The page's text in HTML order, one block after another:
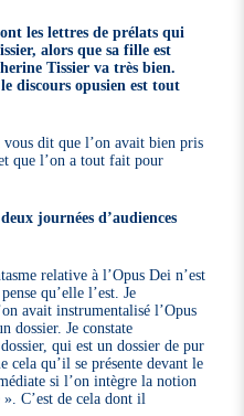
les lettres de prélats qui
alors que sa fille est
Tissier va très bien.
discours opusien est tout
dit que l’on avait bien pris
que l’on a tout fait pour
journées d’audiences
relative à l’Opus Dei n’est
qu’elle l’est. Je
avait instrumentalisé l’Opus
dossier. Je constate
qui est un dossier de pur
cela qu’il se présente devant le
si l’on intègre la notion
C’est de cela dont il